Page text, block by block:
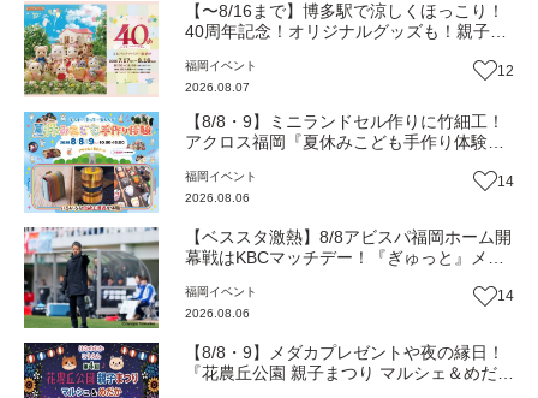
【〜8/16まで】博多駅で涼しくほっこり！
40周年記念！オリジナルグッズも！親子揃
こう（JR九州ホール）【イベント】
福岡 イベント
2026.08.07
12
【8/8・9】ミニランドセル作りに竹細工！
アクロス福岡『夏休みこども手作り体験』
中央区）【イベント】
福岡 イベント
2026.08.06
14
【ベススタ激熱】8/8アビスパ福岡ホーム開
幕戦はKBCマッチデー！『ぎゅっと』メン
福岡 イベント
2026.08.06
14
【8/8・9】メダカプレゼントや夜の縁日！
『花農丘公園 親子まつり マルシェ＆めだ